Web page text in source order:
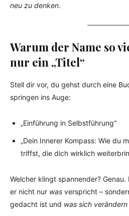
neu zu denken.
Warum der Name so
nur ein „Titel“
Stell dir vor, du gehst durch eine
springen ins Auge:
„Einführung in Selbstführung“
„Dein Innerer Kompass: Wie du
triffst, die dich wirklich
Welcher klingt spannender? Genau.
er nicht nur was verspricht –
gedacht ist und was sich